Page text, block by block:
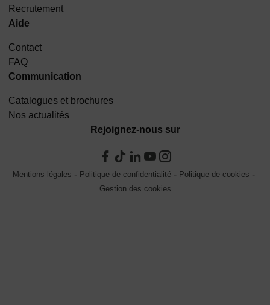
Recrutement
Aide
Contact
FAQ
Communication
Catalogues et brochures
Nos actualités
Rejoignez-nous sur
Mentions légales Politique de confidentialité
Politique de cookies
Gestion des cookies